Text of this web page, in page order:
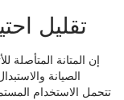
تقليل
إن المتانة
الصيانة
تتحمل الاستخدام